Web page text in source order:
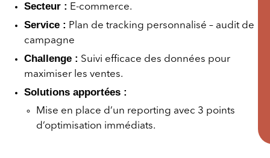
Secteur : E-commerce.
Service : Plan de tracking personnalisé – audit de
campagne
Challenge : Suivi efficace des données pour
maximiser les ventes.
Solutions apportées :
Mise en place d’un reporting avec 3 points
d’optimisation immédiats.